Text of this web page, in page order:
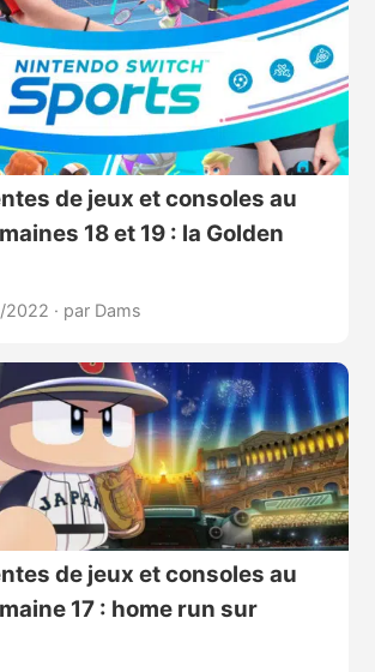
de jeux et consoles au
18 et 19 : la Golden
2022 · par Dams
de jeux et consoles au
17 : home run sur